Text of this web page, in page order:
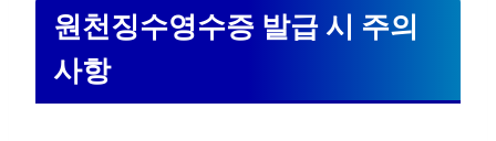
원천징수영수증 발급 시 주의
사항